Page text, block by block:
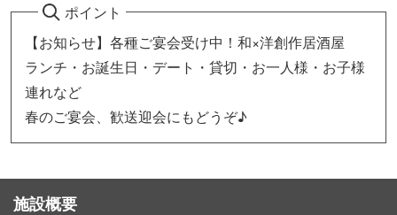
ポイント
【お知らせ】各種ご宴会受け中！和×洋創作居酒屋
ランチ・お誕生日・デート・貸切・お一人様・お子様
連れなど
春のご宴会、歓送迎会にもどうぞ♪
施設概要